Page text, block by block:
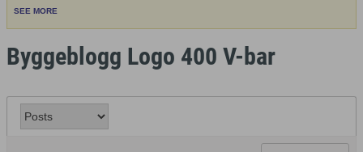
SEE MORE
Byggeblogg Logo 400 V-bar